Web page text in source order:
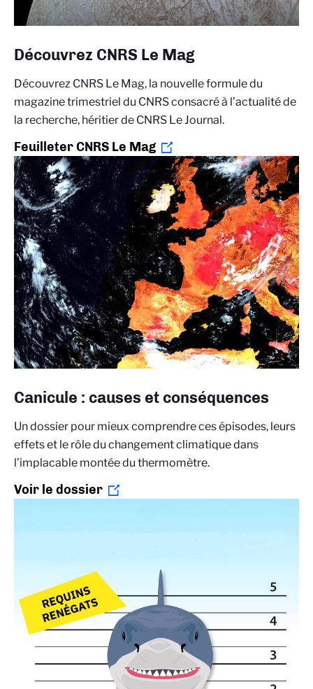
Découvrez CNRS Le Mag
Découvrez CNRS Le Mag, la nouvelle formule du
magazine trimestriel du CNRS consacré à l’actualité de
la recherche, héritier de CNRS Le Journal.
Feuilleter CNRS Le Mag
Canicule : causes et conséquences
Un dossier pour mieux comprendre ces épisodes, leurs
effets et le rôle du changement climatique dans
l’implacable montée du thermomètre.
Voir le dossier